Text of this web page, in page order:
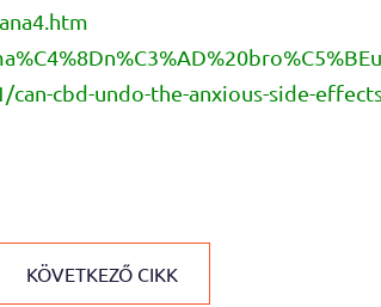
cbd-undo-the-anxious-side-
KÖVETKEZŐ CIKK